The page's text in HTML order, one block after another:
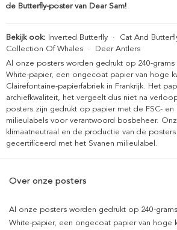
de Butterfly-poster van Dear Sam!
Bekijk ook: Inverted Butterfly · Cat And
Collection Of Whales · Deer Antlers
Al onze posters worden gedrukt op 240-
White-papier, een ongecoat papier van hoge
Clairefontaine-papierfabriek in Frankrijk. Het
archiefkwaliteit, het vergeelt dus niet na
posters zijn gedrukt op papier met de FSC- en
milieulabels voor verantwoord bosbeheer.
klimaatneutraal en de productie van de
gecertificeerd met het Svanen milieulabel.
Over onze posters
Al onze posters worden gedrukt op 240-
White-papier, een ongecoat papier van hoge